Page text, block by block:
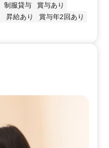
制服貸与
賞与あり
昇給あり
賞与年2回あり